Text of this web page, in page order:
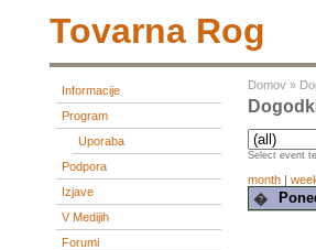
Tovarna Rog
Informacije
Program
Uporaba
Podpora
Izjave
V Medijih
Forumi
Domov »
Select event
month |
�